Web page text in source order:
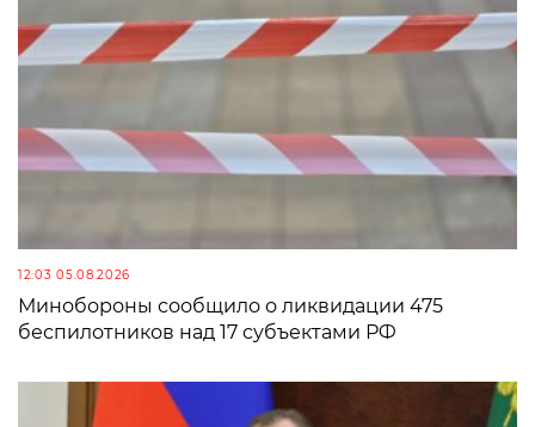
12:03 05.08.2026
Минобороны сообщило о ликвидации 475
беспилотников над 17 субъектами РФ